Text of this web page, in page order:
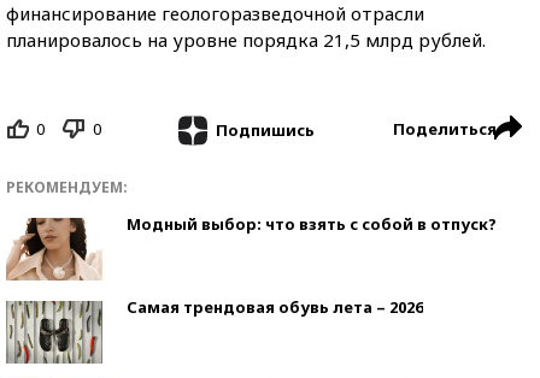
финансирование геологоразведочной отрасли
планировалось на уровне порядка 21,5 млрд рублей.
0 0 Подпишись Поделиться
РЕКОМЕНДУЕМ:
Модный выбор: что взять с собой в отпуск?
Самая трендовая обувь лета – 2026